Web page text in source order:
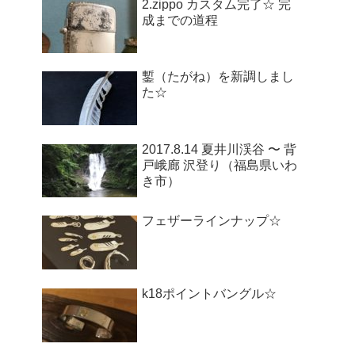
2.zippo カスタム完了☆ 完
成までの道程
鏨（たがね）を新調しまし
た☆
2017.8.14 夏井川渓谷 〜 背
戸峨廊 沢登り（福島県いわ
き市）
フェザーラインナップ☆
k18ポイントバングル☆